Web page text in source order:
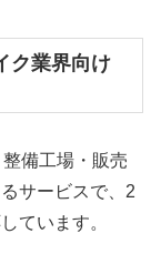
ク業界向け
備工場・販売
サービスで、2
ています。